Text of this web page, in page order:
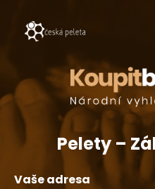
Pelety –
Vaše adresa